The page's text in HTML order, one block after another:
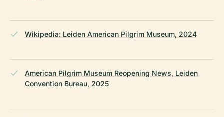
Wikipedia: Leiden American Pilgrim Museum, 2024
American Pilgrim Museum Reopening News, Leiden
Convention Bureau, 2025